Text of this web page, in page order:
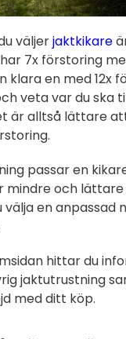
väljerjaktkikare
7x förstoring
klara en med 12x
veta var du ska
är alltså lättare
passar en
mindre och
en anpassad
hittar du
jaktutrustning
med ditt köp.